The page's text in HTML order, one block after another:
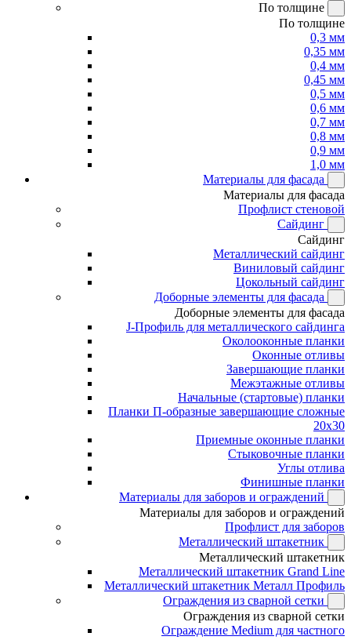
По толщине
По толщине
0,3 мм
0,35 мм
0,4 мм
0,45 мм
0,5 мм
0,6 мм
0,7 мм
0,8 мм
0,9 мм
1,0 мм
Материалы для фасада
Материалы для фасада
Профлист стеновой
Сайдинг
Сайдинг
Металлический сайдинг
Виниловый сайдинг
Цокольный сайдинг
Доборные элементы для фасада
Доборные элементы для фасада
J-Профиль для металлического сайдинга
Околооконные планки
Оконные отливы
Завершающие планки
Межэтажные отливы
Начальные (стартовые) планки
Планки П-образные завершающие сложные
20x30
Приемные оконные планки
Стыковочные планки
Углы отлива
Финишные планки
Материалы для заборов и ограждений
Материалы для заборов и ограждений
Профлист для заборов
Металлический штакетник
Металлический штакетник
Металлический штакетник Grand Line
Металлический штакетник Металл Профиль
Ограждения из сварной сетки
Ограждения из сварной сетки
Ограждение Medium для частного